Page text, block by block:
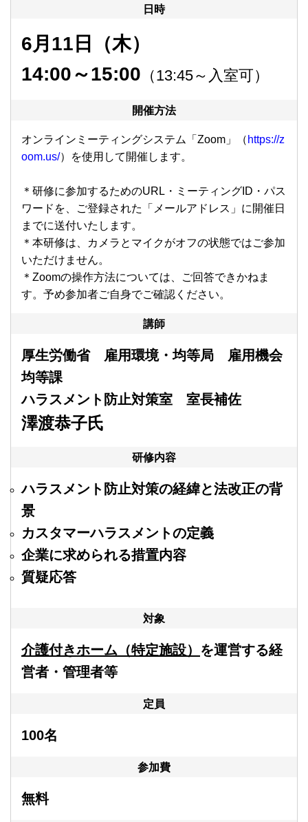
日時
6月11日（木）
14:00～15:00 （13:45～入室可）
開催方法
オンラインミーティングシステム「Zoom」（ https://z
oom.us/）を使用して開催します。
＊研修に参加するためのURL・ミーティングID・パス
ワードを、ご登録された「メールアドレス」に開催日
までに送付いたします。
＊本研修は、カメラとマイクがオフの状態ではご参加
いただけません。
＊Zoomの操作方法については、ご回答できかねま
す。予め参加者ご自身でご確認ください。
講師
厚生労働省 雇用環境・均等局 雇用機会
均等課
ハラスメント防止対策室 室長補佐
澤渡恭子氏
研修内容
ハラスメント防止対策の経緯と法改正の背
景
カスタマーハラスメントの定義
企業に求められる措置内容
質疑応答
対象
介護付きホーム（特定施設） を運営する経
営者・管理者等
定員
100名
参加費
無料